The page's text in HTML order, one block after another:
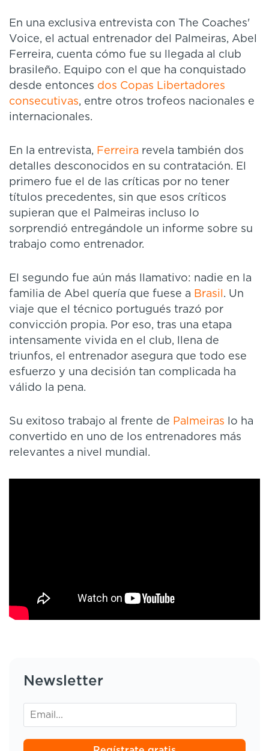
En una exclusiva entrevista con The Coaches'
Voice, el actual entrenador del Palmeiras, Abel
Ferreira, cuenta cómo fue su llegada al club
brasileño. Equipo con el que ha conquistado
desde entonces dos Copas Libertadores
consecutivas, entre otros trofeos nacionales e
internacionales.
En la entrevista, Ferreira revela también dos
detalles desconocidos en su contratación. El
primero fue el de las críticas por no tener
títulos precedentes, sin que esos críticos
supieran que el Palmeiras incluso lo
sorprendió entregándole un informe sobre su
trabajo como entrenador.
El segundo fue aún más llamativo: nadie en la
familia de Abel quería que fuese a Brasil . Un
viaje que el técnico portugués trazó por
convicción propia. Por eso, tras una etapa
intensamente vivida en el club, llena de
triunfos, el entrenador asegura que todo ese
esfuerzo y una decisión tan complicada ha
válido la pena.
Su exitoso trabajo al frente de Palmeiras lo ha
convertido en uno de los entrenadores más
relevantes a nivel mundial.
Newsletter